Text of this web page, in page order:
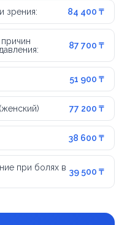
зрения: 84 400 ₸
87 700 ₸
51 900 ₸
77 200 ₸
38 600 ₸
при болях в 39 500 ₸